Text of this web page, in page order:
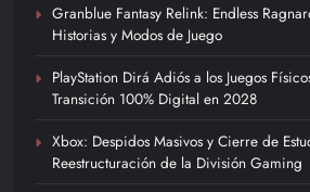
Granblue Fantasy Relink: Endless
Historias y Modos de Juego
PlayStation Dirá Adiós a los Juegos
Transición 100% Digital en 2028
Xbox: Despidos Masivos y Cierre de
Reestructuración de la División Gaming